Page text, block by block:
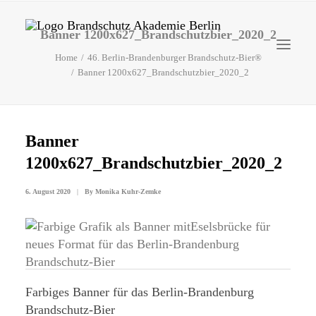
Aktuelles
Brandschutzhelfer
Veranstaltungen
Über uns
Banner 1200x627_Brandschutzbier_2020_2
Home
46. Berlin-Brandenburger Brandschutz-Bier®
Banner 1200x627_Brandschutzbier_2020_2
Banner
1200x627_Brandschutzbier_2020_2
6. August 2020 | By Monika Kuhr-Zemke
Farbiges Banner für das Berlin-Brandenburg
Brandschutz-Bier